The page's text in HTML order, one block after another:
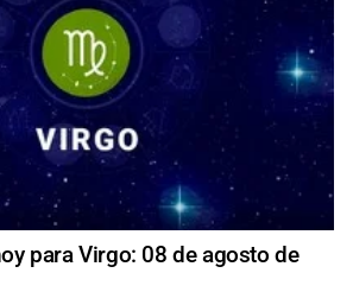
para Virgo: 08 de agosto de